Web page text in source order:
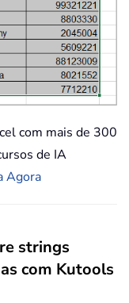
com mais de 300
de IA
Agora
strings
com Kutools